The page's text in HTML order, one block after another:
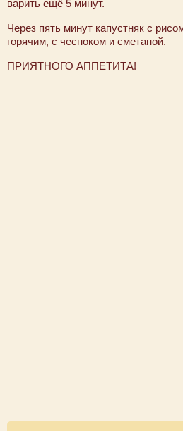
варить ещё 5 минут.
Через пять минут капустняк с
горячим, с чесноком и сметаной.
ПРИЯТНОГО АППЕТИТА!